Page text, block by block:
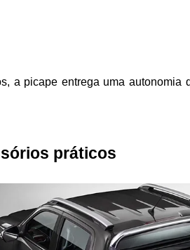
a picape entrega uma autonomia
práticos